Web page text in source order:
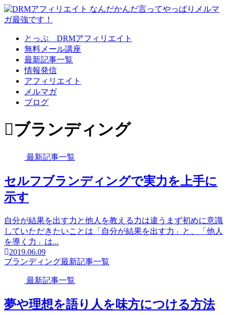
とっぷ DRMアフィリエイト
無料メール講座
最新記事一覧
情報発信
アフィリエイト
メルマガ
ブログ
ブランディング
最新記事一覧
セルフブランディングで実力を上手に
示す
自分が結果を出す力と他人を教える力は違うまず初めに意識
していただきたいことは「自分が結果を出す力」と、「他人
を導く力」は...
2019.06.09
ブランディング最新記事一覧
最新記事一覧
夢や理想を語り人を味方につける方法